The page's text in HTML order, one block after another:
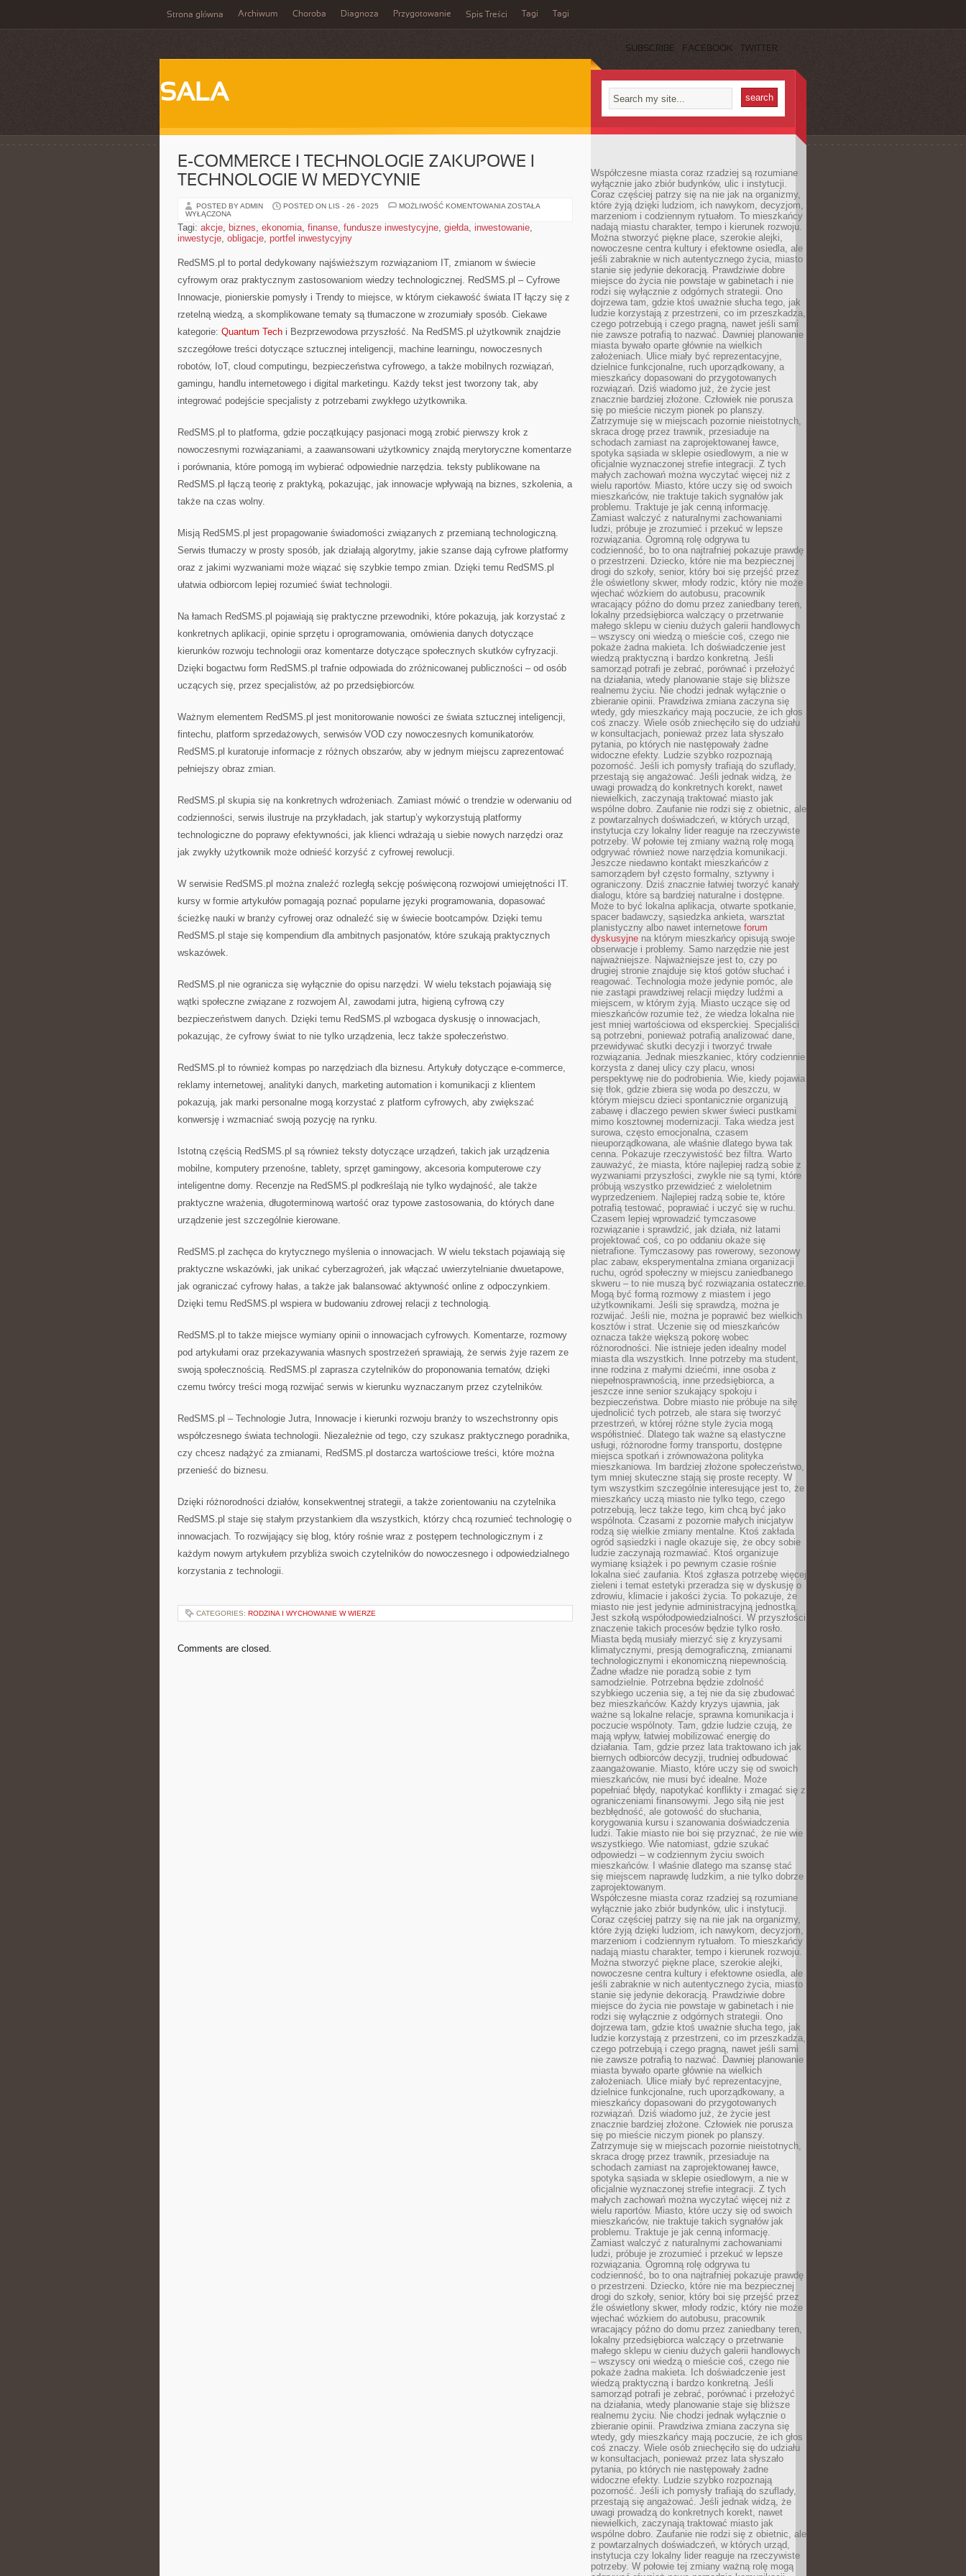
Strona główna Archiwum Choroba Diagnoza Przygotowanie Spis Treści Tagi Tagi
SUBSCRIBE FACEBOOK TWITTER
SALA
E-COMMERCE I TECHNOLOGIE ZAKUPOWE I
TECHNOLOGIE W MEDYCYNIE
POSTED BY ADMIN POSTED ON LIS - 26 - 2025 MOŻLIWOŚĆ KOMENTOWANIA E-
TECHNOLOGIE
W
MEDYCYNIE
ZOSTAŁA
WYŁĄCZONA
Tagi: akcje, biznes, ekonomia, finanse, fundusze inwestycyjne, giełda, inwestowanie,
inwestycje, obligacje, portfel inwestycyjny
RedSMS.pl to portal dedykowany najświeższym rozwiązaniom IT, zmianom w świecie
cyfrowym oraz praktycznym zastosowaniom wiedzy technologicznej. RedSMS.pl – Cyfrowe
Innowacje, pionierskie pomysły i Trendy to miejsce, w którym ciekawość świata IT łączy się z
rzetelną wiedzą, a skomplikowane tematy są tłumaczone w zrozumiały sposób. Ciekawe
kategorie: Quantum Tech i Bezprzewodowa przyszłość. Na RedSMS.pl użytkownik znajdzie
szczegółowe treści dotyczące sztucznej inteligencji, machine learningu, nowoczesnych
robotów, IoT, cloud computingu, bezpieczeństwa cyfrowego, a także mobilnych rozwiązań,
gamingu, handlu internetowego i digital marketingu. Każdy tekst jest tworzony tak, aby
integrować podejście specjalisty z potrzebami zwykłego użytkownika.
RedSMS.pl to platforma, gdzie początkujący pasjonaci mogą zrobić pierwszy krok z
nowoczesnymi rozwiązaniami, a zaawansowani użytkownicy znajdą merytoryczne komentarze
i porównania, które pomogą im wybierać odpowiednie narzędzia. teksty publikowane na
RedSMS.pl łączą teorię z praktyką, pokazując, jak innowacje wpływają na biznes, szkolenia, a
także na czas wolny.
Misją RedSMS.pl jest propagowanie świadomości związanych z przemianą technologiczną.
Serwis tłumaczy w prosty sposób, jak działają algorytmy, jakie szanse dają cyfrowe platformy
oraz z jakimi wyzwaniami może wiązać się szybkie tempo zmian. Dzięki temu RedSMS.pl
ułatwia odbiorcom lepiej rozumieć świat technologii.
Na łamach RedSMS.pl pojawiają się praktyczne przewodniki, które pokazują, jak korzystać z
konkretnych aplikacji, opinie sprzętu i oprogramowania, omówienia danych dotyczące
kierunków rozwoju technologii oraz komentarze dotyczące społecznych skutków cyfryzacji.
Dzięki bogactwu form RedSMS.pl trafnie odpowiada do zróżnicowanej publiczności – od osób
uczących się, przez specjalistów, aż po przedsiębiorców.
Ważnym elementem RedSMS.pl jest monitorowanie nowości ze świata sztucznej inteligencji,
fintechu, platform sprzedażowych, serwisów VOD czy nowoczesnych komunikatorów.
RedSMS.pl kuratoruje informacje z różnych obszarów, aby w jednym miejscu zaprezentować
pełniejszy obraz zmian.
RedSMS.pl skupia się na konkretnych wdrożeniach. Zamiast mówić o trendzie w oderwaniu od
codzienności, serwis ilustruje na przykładach, jak startup’y wykorzystują platformy
technologiczne do poprawy efektywności, jak klienci wdrażają u siebie nowych narzędzi oraz
jak zwykły użytkownik może odnieść korzyść z cyfrowej rewolucji.
W serwisie RedSMS.pl można znaleźć rozległą sekcję poświęconą rozwojowi umiejętności IT.
kursy w formie artykułów pomagają poznać popularne języki programowania, dopasować
ścieżkę nauki w branży cyfrowej oraz odnaleźć się w świecie bootcampów. Dzięki temu
RedSMS.pl staje się kompendium dla ambitnych pasjonatów, które szukają praktycznych
wskazówek.
RedSMS.pl nie ogranicza się wyłącznie do opisu narzędzi. W wielu tekstach pojawiają się
wątki społeczne związane z rozwojem AI, zawodami jutra, higieną cyfrową czy
bezpieczeństwem danych. Dzięki temu RedSMS.pl wzbogaca dyskusję o innowacjach,
pokazując, że cyfrowy świat to nie tylko urządzenia, lecz także społeczeństwo.
RedSMS.pl to również kompas po narzędziach dla biznesu. Artykuły dotyczące e-commerce,
reklamy internetowej, analityki danych, marketing automation i komunikacji z klientem
pokazują, jak marki personalne mogą korzystać z platform cyfrowych, aby zwiększać
konwersję i wzmacniać swoją pozycję na rynku.
Istotną częścią RedSMS.pl są również teksty dotyczące urządzeń, takich jak urządzenia
mobilne, komputery przenośne, tablety, sprzęt gamingowy, akcesoria komputerowe czy
inteligentne domy. Recenzje na RedSMS.pl podkreślają nie tylko wydajność, ale także
praktyczne wrażenia, długoterminową wartość oraz typowe zastosowania, do których dane
urządzenie jest szczególnie kierowane.
RedSMS.pl zachęca do krytycznego myślenia o innowacjach. W wielu tekstach pojawiają się
praktyczne wskazówki, jak unikać cyberzagrożeń, jak włączać uwierzytelnianie dwuetapowe,
jak ograniczać cyfrowy hałas, a także jak balansować aktywność online z odpoczynkiem.
Dzięki temu RedSMS.pl wspiera w budowaniu zdrowej relacji z technologią.
RedSMS.pl to także miejsce wymiany opinii o innowacjach cyfrowych. Komentarze, rozmowy
pod artykułami oraz przekazywania własnych spostrzeżeń sprawiają, że serwis żyje razem ze
swoją społecznością. RedSMS.pl zaprasza czytelników do proponowania tematów, dzięki
czemu twórcy treści mogą rozwijać serwis w kierunku wyznaczanym przez czytelników.
RedSMS.pl – Technologie Jutra, Innowacje i kierunki rozwoju branży to wszechstronny opis
współczesnego świata technologii. Niezależnie od tego, czy szukasz praktycznego poradnika,
czy chcesz nadążyć za zmianami, RedSMS.pl dostarcza wartościowe treści, które można
przenieść do biznesu.
Dzięki różnorodności działów, konsekwentnej strategii, a także zorientowaniu na czytelnika
RedSMS.pl staje się stałym przystankiem dla wszystkich, którzy chcą rozumieć technologię o
innowacjach. To rozwijający się blog, który rośnie wraz z postępem technologicznym i z
każdym nowym artykułem przybliża swoich czytelników do nowoczesnego i odpowiedzialnego
korzystania z technologii.
CATEGORIES: RODZINA I WYCHOWANIE W WIERZE
Comments are closed.
Współczesne miasta coraz rzadziej są rozumiane
wyłącznie jako zbiór budynków, ulic i instytucji.
Coraz częściej patrzy się na nie jak na organizmy,
które żyją dzięki ludziom, ich nawykom, decyzjom,
marzeniom i codziennym rytuałom. To mieszkańcy
nadają miastu charakter, tempo i kierunek rozwoju.
Można stworzyć piękne place, szerokie alejki,
nowoczesne centra kultury i efektowne osiedla, ale
jeśli zabraknie w nich autentycznego życia, miasto
stanie się jedynie dekoracją. Prawdziwie dobre
miejsce do życia nie powstaje w gabinetach i nie
rodzi się wyłącznie z odgórnych strategii. Ono
dojrzewa tam, gdzie ktoś uważnie słucha tego, jak
ludzie korzystają z przestrzeni, co im przeszkadza,
czego potrzebują i czego pragną, nawet jeśli sami
nie zawsze potrafią to nazwać. Dawniej planowanie
miasta bywało oparte głównie na wielkich
założeniach. Ulice miały być reprezentacyjne,
dzielnice funkcjonalne, ruch uporządkowany, a
mieszkańcy dopasowani do przygotowanych
rozwiązań. Dziś wiadomo już, że życie jest
znacznie bardziej złożone. Człowiek nie porusza
się po mieście niczym pionek po planszy.
Zatrzymuje się w miejscach pozornie nieistotnych,
skraca drogę przez trawnik, przesiaduje na
schodach zamiast na zaprojektowanej ławce,
spotyka sąsiada w sklepie osiedlowym, a nie w
oficjalnie wyznaczonej strefie integracji. Z tych
małych zachowań można wyczytać więcej niż z
wielu raportów. Miasto, które uczy się od swoich
mieszkańców, nie traktuje takich sygnałów jak
problemu. Traktuje je jak cenną informację.
Zamiast walczyć z naturalnymi zachowaniami
ludzi, próbuje je zrozumieć i przekuć w lepsze
rozwiązania. Ogromną rolę odgrywa tu
codzienność, bo to ona najtrafniej pokazuje prawdę
o przestrzeni. Dziecko, które nie ma bezpiecznej
drogi do szkoły, senior, który boi się przejść przez
źle oświetlony skwer, młody rodzic, który nie może
wjechać wózkiem do autobusu, pracownik
wracający późno do domu przez zaniedbany teren,
lokalny przedsiębiorca walczący o przetrwanie
małego sklepu w cieniu dużych galerii handlowych
– wszyscy oni wiedzą o mieście coś, czego nie
pokaże żadna makieta. Ich doświadczenie jest
wiedzą praktyczną i bardzo konkretną. Jeśli
samorząd potrafi je zebrać, porównać i przełożyć
na działania, wtedy planowanie staje się bliższe
realnemu życiu. Nie chodzi jednak wyłącznie o
zbieranie opinii. Prawdziwa zmiana zaczyna się
wtedy, gdy mieszkańcy mają poczucie, że ich głos
coś znaczy. Wiele osób zniechęciło się do udziału
w konsultacjach, ponieważ przez lata słyszało
pytania, po których nie następowały żadne
widoczne efekty. Ludzie szybko rozpoznają
pozorność. Jeśli ich pomysły trafiają do szuflady,
przestają się angażować. Jeśli jednak widzą, że
uwagi prowadzą do konkretnych korekt, nawet
niewielkich, zaczynają traktować miasto jak
wspólne dobro. Zaufanie nie rodzi się z obietnic, ale
z powtarzalnych doświadczeń, w których urząd,
instytucja czy lokalny lider reaguje na rzeczywiste
potrzeby. W połowie tej zmiany ważną rolę mogą
odgrywać również nowe narzędzia komunikacji.
Jeszcze niedawno kontakt mieszkańców z
samorządem był często formalny, sztywny i
ograniczony. Dziś znacznie łatwiej tworzyć kanały
dialogu, które są bardziej naturalne i dostępne.
Może to być lokalna aplikacja, otwarte spotkanie,
spacer badawczy, sąsiedzka ankieta, warsztat
planistyczny albo nawet internetowe forum
dyskusyjne na którym mieszkańcy opisują swoje
obserwacje i problemy. Samo narzędzie nie jest
najważniejsze. Najważniejsze jest to, czy po
drugiej stronie znajduje się ktoś gotów słuchać i
reagować. Technologia może jedynie pomóc, ale
nie zastąpi prawdziwej relacji między ludźmi a
miejscem, w którym żyją. Miasto uczące się od
mieszkańców rozumie też, że wiedza lokalna nie
jest mniej wartościowa od eksperckiej. Specjaliści
są potrzebni, ponieważ potrafią analizować dane,
przewidywać skutki decyzji i tworzyć trwałe
rozwiązania. Jednak mieszkaniec, który codziennie
korzysta z danej ulicy czy placu, wnosi
perspektywę nie do podrobienia. Wie, kiedy pojawia
się tłok, gdzie zbiera się woda po deszczu, w
którym miejscu dzieci spontanicznie organizują
zabawę i dlaczego pewien skwer świeci pustkami
mimo kosztownej modernizacji. Taka wiedza jest
surowa, często emocjonalna, czasem
nieuporządkowana, ale właśnie dlatego bywa tak
cenna. Pokazuje rzeczywistość bez filtra. Warto
zauważyć, że miasta, które najlepiej radzą sobie z
wyzwaniami przyszłości, zwykle nie są tymi, które
próbują wszystko przewidzieć z wieloletnim
wyprzedzeniem. Najlepiej radzą sobie te, które
potrafią testować, poprawiać i uczyć się w ruchu.
Czasem lepiej wprowadzić tymczasowe
rozwiązanie i sprawdzić, jak działa, niż latami
projektować coś, co po oddaniu okaże się
nietrafione. Tymczasowy pas rowerowy, sezonowy
plac zabaw, eksperymentalna zmiana organizacji
ruchu, ogród społeczny w miejscu zaniedbanego
skweru – to nie muszą być rozwiązania ostateczne.
Mogą być formą rozmowy z miastem i jego
użytkownikami. Jeśli się sprawdzą, można je
rozwijać. Jeśli nie, można je poprawić bez wielkich
kosztów i strat. Uczenie się od mieszkańców
oznacza także większą pokorę wobec
różnorodności. Nie istnieje jeden idealny model
miasta dla wszystkich. Inne potrzeby ma student,
inne rodzina z małymi dziećmi, inne osoba z
niepełnosprawnością, inne przedsiębiorca, a
jeszcze inne senior szukający spokoju i
bezpieczeństwa. Dobre miasto nie próbuje na siłę
ujednolicić tych potrzeb, ale stara się tworzyć
przestrzeń, w której różne style życia mogą
współistnieć. Dlatego tak ważne są elastyczne
usługi, różnorodne formy transportu, dostępne
miejsca spotkań i zrównoważona polityka
mieszkaniowa. Im bardziej złożone społeczeństwo,
tym mniej skuteczne stają się proste recepty. W
tym wszystkim szczególnie interesujące jest to, że
mieszkańcy uczą miasto nie tylko tego, czego
potrzebują, lecz także tego, kim chcą być jako
wspólnota. Czasami z pozornie małych inicjatyw
rodzą się wielkie zmiany mentalne. Ktoś zakłada
ogród sąsiedzki i nagle okazuje się, że obcy sobie
ludzie zaczynają rozmawiać. Ktoś organizuje
wymianę książek i po pewnym czasie rośnie
lokalna sieć zaufania. Ktoś zgłasza potrzebę więcej
zieleni i temat estetyki przeradza się w dyskusję o
zdrowiu, klimacie i jakości życia. To pokazuje, że
miasto nie jest jedynie administracyjną jednostką.
Jest szkołą współodpowiedzialności. W przyszłości
znaczenie takich procesów będzie tylko rosło.
Miasta będą musiały mierzyć się z kryzysami
klimatycznymi, presją demograficzną, zmianami
technologicznymi i ekonomiczną niepewnością.
Żadne władze nie poradzą sobie z tym
samodzielnie. Potrzebna będzie zdolność
szybkiego uczenia się, a tej nie da się zbudować
bez mieszkańców. Każdy kryzys ujawnia, jak
ważne są lokalne relacje, sprawna komunikacja i
poczucie wspólnoty. Tam, gdzie ludzie czują, że
mają wpływ, łatwiej mobilizować energię do
działania. Tam, gdzie przez lata traktowano ich jak
biernych odbiorców decyzji, trudniej odbudować
zaangażowanie. Miasto, które uczy się od swoich
mieszkańców, nie musi być idealne. Może
popełniać błędy, napotykać konflikty i zmagać się z
ograniczeniami finansowymi. Jego siłą nie jest
bezbłędność, ale gotowość do słuchania,
korygowania kursu i szanowania doświadczenia
ludzi. Takie miasto nie boi się przyznać, że nie wie
wszystkiego. Wie natomiast, gdzie szukać
odpowiedzi – w codziennym życiu swoich
mieszkańców. I właśnie dlatego ma szansę stać
się miejscem naprawdę ludzkim, a nie tylko dobrze
zaprojektowanym.
Współczesne miasta coraz rzadziej są rozumiane
wyłącznie jako zbiór budynków, ulic i instytucji.
Coraz częściej patrzy się na nie jak na organizmy,
które żyją dzięki ludziom, ich nawykom, decyzjom,
marzeniom i codziennym rytuałom. To mieszkańcy
nadają miastu charakter, tempo i kierunek rozwoju.
Można stworzyć piękne place, szerokie alejki,
nowoczesne centra kultury i efektowne osiedla, ale
jeśli zabraknie w nich autentycznego życia, miasto
stanie się jedynie dekoracją. Prawdziwie dobre
miejsce do życia nie powstaje w gabinetach i nie
rodzi się wyłącznie z odgórnych strategii. Ono
dojrzewa tam, gdzie ktoś uważnie słucha tego, jak
ludzie korzystają z przestrzeni, co im przeszkadza,
czego potrzebują i czego pragną, nawet jeśli sami
nie zawsze potrafią to nazwać. Dawniej planowanie
miasta bywało oparte głównie na wielkich
założeniach. Ulice miały być reprezentacyjne,
dzielnice funkcjonalne, ruch uporządkowany, a
mieszkańcy dopasowani do przygotowanych
rozwiązań. Dziś wiadomo już, że życie jest
znacznie bardziej złożone. Człowiek nie porusza
się po mieście niczym pionek po planszy.
Zatrzymuje się w miejscach pozornie nieistotnych,
skraca drogę przez trawnik, przesiaduje na
schodach zamiast na zaprojektowanej ławce,
spotyka sąsiada w sklepie osiedlowym, a nie w
oficjalnie wyznaczonej strefie integracji. Z tych
małych zachowań można wyczytać więcej niż z
wielu raportów. Miasto, które uczy się od swoich
mieszkańców, nie traktuje takich sygnałów jak
problemu. Traktuje je jak cenną informację.
Zamiast walczyć z naturalnymi zachowaniami
ludzi, próbuje je zrozumieć i przekuć w lepsze
rozwiązania. Ogromną rolę odgrywa tu
codzienność, bo to ona najtrafniej pokazuje prawdę
o przestrzeni. Dziecko, które nie ma bezpiecznej
drogi do szkoły, senior, który boi się przejść przez
źle oświetlony skwer, młody rodzic, który nie może
wjechać wózkiem do autobusu, pracownik
wracający późno do domu przez zaniedbany teren,
lokalny przedsiębiorca walczący o przetrwanie
małego sklepu w cieniu dużych galerii handlowych
– wszyscy oni wiedzą o mieście coś, czego nie
pokaże żadna makieta. Ich doświadczenie jest
wiedzą praktyczną i bardzo konkretną. Jeśli
samorząd potrafi je zebrać, porównać i przełożyć
na działania, wtedy planowanie staje się bliższe
realnemu życiu. Nie chodzi jednak wyłącznie o
zbieranie opinii. Prawdziwa zmiana zaczyna się
wtedy, gdy mieszkańcy mają poczucie, że ich głos
coś znaczy. Wiele osób zniechęciło się do udziału
w konsultacjach, ponieważ przez lata słyszało
pytania, po których nie następowały żadne
widoczne efekty. Ludzie szybko rozpoznają
pozorność. Jeśli ich pomysły trafiają do szuflady,
przestają się angażować. Jeśli jednak widzą, że
uwagi prowadzą do konkretnych korekt, nawet
niewielkich, zaczynają traktować miasto jak
wspólne dobro. Zaufanie nie rodzi się z obietnic, ale
z powtarzalnych doświadczeń, w których urząd,
instytucja czy lokalny lider reaguje na rzeczywiste
potrzeby. W połowie tej zmiany ważną rolę mogą